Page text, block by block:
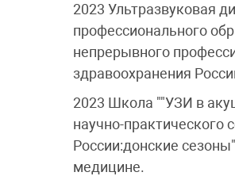
2023 Ультразвуковая
профессионального
непрерывного
здравоохранения
2023 Школа ""УЗИ в
научно-практического
России:донские
медицине.